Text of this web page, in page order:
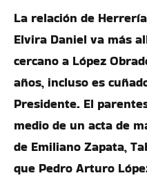
La relación de
Elvira Daniel va más
cercano a López
años, incluso es
Presidente. El
medio de un acta de
de Emiliano Zapata,
que Pedro Arturo